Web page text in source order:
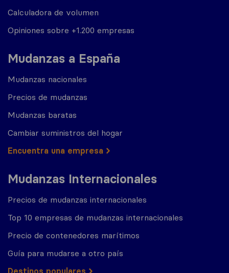
Calculadora de volumen
Opiniones sobre +1.200 empresas
Mudanzas a España
Mudanzas nacionales
Precios de mudanzas
Mudanzas baratas
Cambiar suministros del hogar
Encuentra una empresa
Mudanzas Internacionales
Precios de mudanzas internacionales
Top 10 empresas de mudanzas internacionales
Precio de contenedores marítimos
Guía para mudarse a otro país
Destinos populares